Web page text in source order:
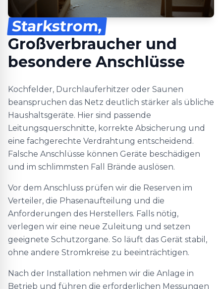
Starkstrom,
Großverbraucher und
besondere Anschlüsse
Kochfelder, Durchlauferhitzer oder Saunen
beanspruchen das Netz deutlich stärker als übliche
Haushaltsgeräte. Hier sind passende
Leitungsquerschnitte, korrekte Absicherung und
eine fachgerechte Verdrahtung entscheidend.
Falsche Anschlüsse können Geräte beschädigen
und im schlimmsten Fall Brände auslösen.
Vor dem Anschluss prüfen wir die Reserven im
Verteiler, die Phasenaufteilung und die
Anforderungen des Herstellers. Falls nötig,
verlegen wir eine neue Zuleitung und setzen
geeignete Schutzorgane. So läuft das Gerät stabil,
ohne andere Stromkreise zu beeinträchtigen.
Nach der Installation nehmen wir die Anlage in
Betrieb und führen die erforderlichen Messungen